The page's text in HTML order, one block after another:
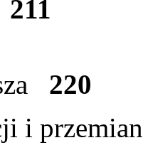
211
220
i